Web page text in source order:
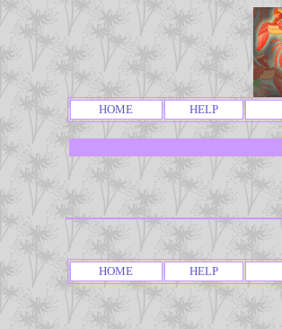
HOME HELP
HOME HELP